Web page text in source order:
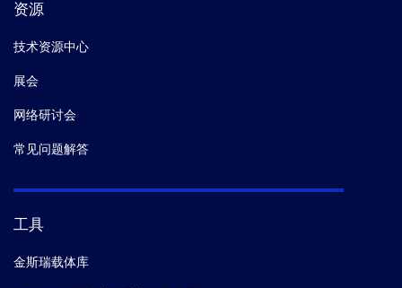
资源
技术资源中心
展会
网络研讨会
常见问题解答
工具
金斯瑞载体库